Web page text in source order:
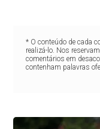
* O conteúdo de cada
realizá-lo. Nos
comentários em
contenham palavras